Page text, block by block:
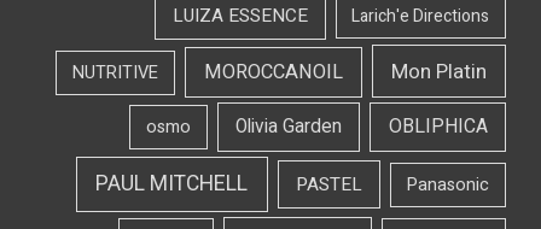
Larich'e Directions
LUIZA ESSENCE
Mon Platin
MOROCCANOIL
NUTRITIVE
OBLIPHICA
Olivia Garden
osmo
Panasonic
PASTEL
PAUL MITCHELL